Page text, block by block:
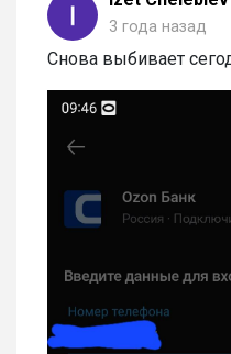
3 года назад
Снова выбивает